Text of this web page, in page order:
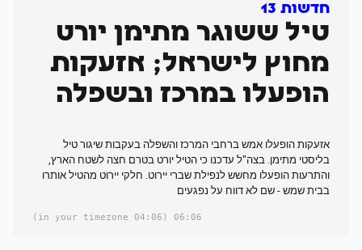
חדשות 13
טיל ששוגר מתימן יורט
מחוץ לישראל; אזעקות
הופעלו במרכז ובשפלה
אזעקות הופעלו אמש ברחבי המרכז והשפלה בעקבות שיגור טיל
בליסטי מתימן. בצה"ל עדכנו כי הטיל יורט בטרם חצה לשטח הארץ,
והתרעות הופעלו מחשש לנפילת שברי יירוט. חלקי יירוט מהטיל אותרו
בבית שמש - שם לא דווח על נפגעים
06:06
(04:06 in your timezone)